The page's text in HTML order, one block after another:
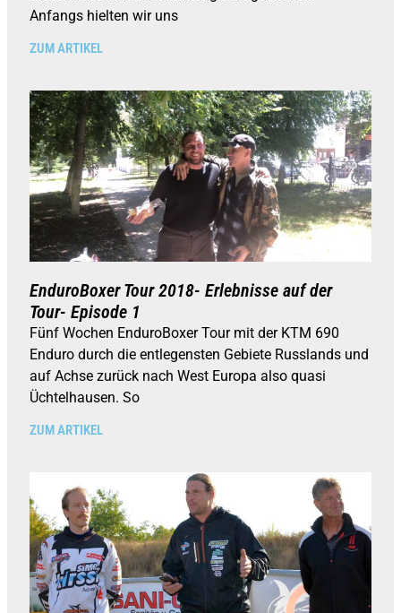
Anfangs hielten wir uns
ZUM ARTIKEL
EnduroBoxer Tour 2018- Erlebnisse auf der
Tour- Episode 1
Fünf Wochen EnduroBoxer Tour mit der KTM 690
Enduro durch die entlegensten Gebiete Russlands und
auf Achse zurück nach West Europa also quasi
Üchtelhausen. So
ZUM ARTIKEL